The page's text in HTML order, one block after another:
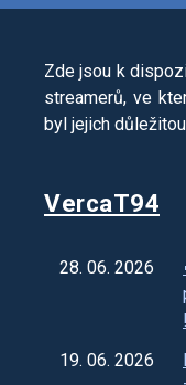
Zde jsou k
streamerů, ve
byl jejich
VercaT94
28. 06. 2026
19. 06. 2026